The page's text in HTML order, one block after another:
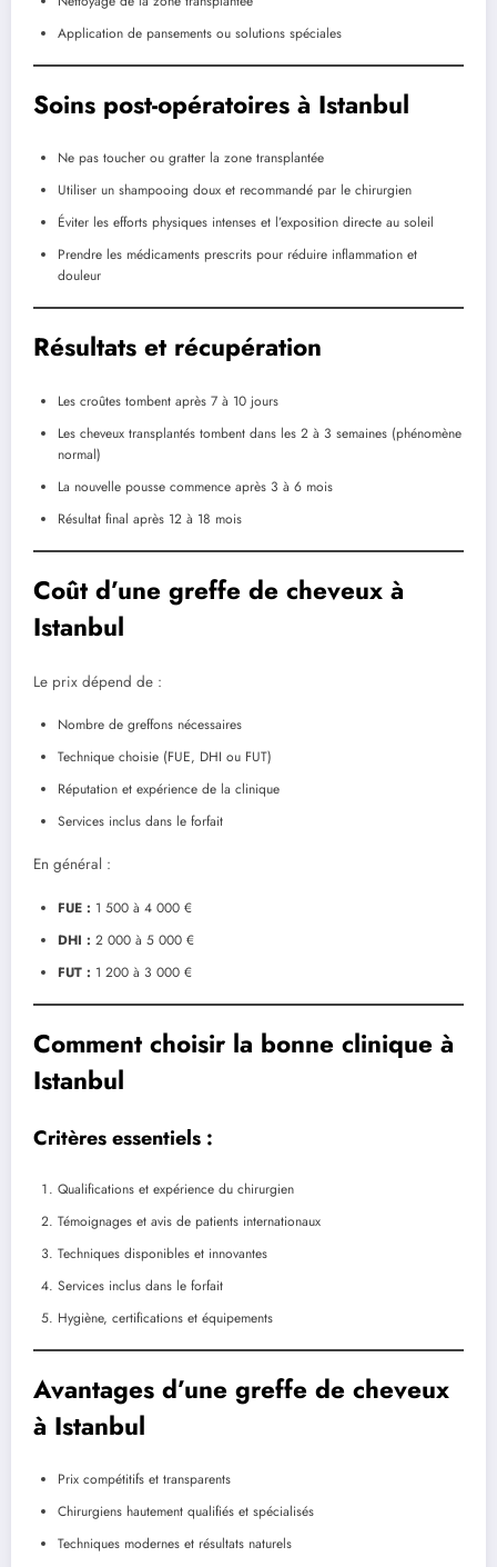
Application de pansements ou solutions spéciales
Soins post-opératoires à Istanbul
Ne pas toucher ou gratter la zone transplantée
Utiliser un shampooing doux et recommandé par le chirurgien
Éviter les efforts physiques intenses et l’exposition directe au soleil
Prendre les médicaments prescrits pour réduire inflammation et
douleur
Résultats et récupération
Les croûtes tombent après 7 à 10 jours
Les cheveux transplantés tombent dans les 2 à 3 semaines (phénomène
normal)
La nouvelle pousse commence après 3 à 6 mois
Résultat final après 12 à 18 mois
Coût d’une greffe de cheveux à
Istanbul
Le prix dépend de :
Nombre de greffons nécessaires
Technique choisie (FUE, DHI ou FUT)
Réputation et expérience de la clinique
Services inclus dans le forfait
En général :
FUE : 1 500 à 4 000 €
DHI : 2 000 à 5 000 €
FUT : 1 200 à 3 000 €
Comment choisir la bonne clinique à
Istanbul
Critères essentiels :
Qualifications et expérience du chirurgien
Témoignages et avis de patients internationaux
Techniques disponibles et innovantes
Services inclus dans le forfait
Hygiène, certifications et équipements
Avantages d’une greffe de cheveux
à Istanbul
Prix compétitifs et transparents
Chirurgiens hautement qualifiés et spécialisés
Techniques modernes et résultats naturels